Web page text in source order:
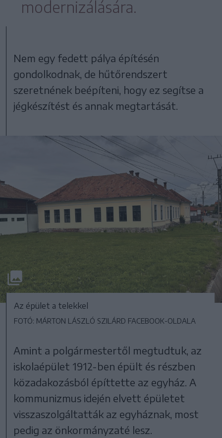
modernizálására.
Nem egy fedett pálya építésén
gondolkodnak, de hűtőrendszert
szeretnének beépíteni, hogy ez segítse a
jégkészítést és annak megtartását.
Az épület a telekkel
FOTÓ: MÁRTON LÁSZLÓ SZILÁRD FACEBOOK-OLDALA
Amint a polgármestertől megtudtuk, az
iskolaépület 1912-ben épült és részben
közadakozásból építtette az egyház. A
kommunizmus idején elvett épületet
visszaszolgáltatták az egyháznak, most
pedig az önkormányzaté lesz.